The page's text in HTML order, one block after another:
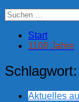
Start
1100 Jahre
Schlagwort:
Aktuelles